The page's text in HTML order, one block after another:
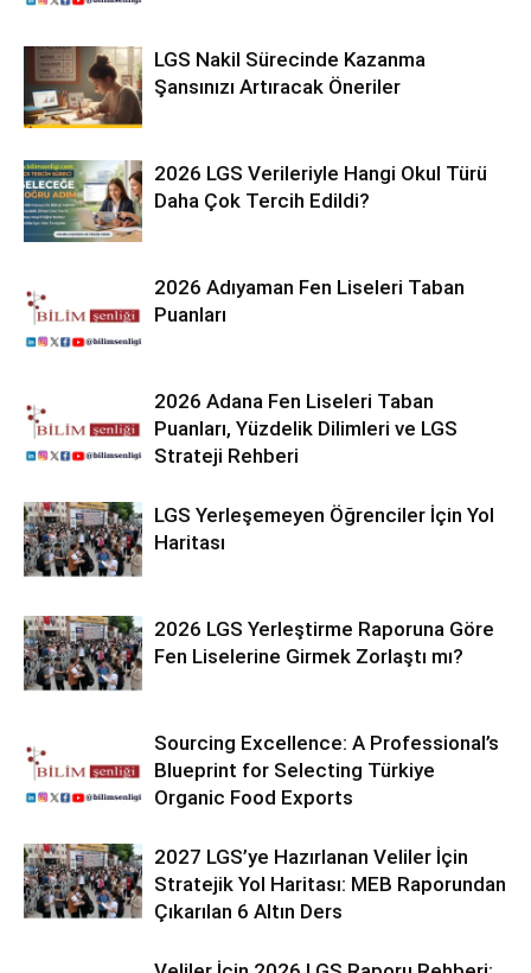
LGS Nakil Sürecinde Kazanma
Şansınızı Artıracak Öneriler
2026 LGS Verileriyle Hangi Okul Türü
Daha Çok Tercih Edildi?
2026 Adıyaman Fen Liseleri Taban
Puanları
2026 Adana Fen Liseleri Taban
Puanları, Yüzdelik Dilimleri ve LGS
Strateji Rehberi
LGS Yerleşemeyen Öğrenciler İçin Yol
Haritası
2026 LGS Yerleştirme Raporuna Göre
Fen Liselerine Girmek Zorlaştı mı?
Sourcing Excellence: A Professional’s
Blueprint for Selecting Türkiye
Organic Food Exports
2027 LGS’ye Hazırlanan Veliler İçin
Stratejik Yol Haritası: MEB Raporundan
Çıkarılan 6 Altın Ders